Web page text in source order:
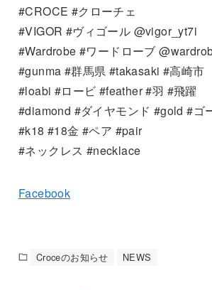
#CROCE #クローチェ
#VIGOR #ヴィゴール @vigor_yt7i
#Wardrobe #ワードローブ
#gunma #群馬県 #takasaki #高崎市
#loabi #ロービ #feather #羽 #飛躍
#diamond #ダイヤモンド #gold #ゴ
#k18 #18金 #ペア #pair
#ネックレス #necklace
Facebook
Croceのお知らせ NEWS